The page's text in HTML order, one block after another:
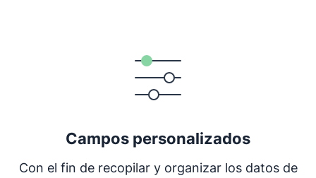
Campos personalizados
Con el fin de recopilar y organizar los datos de